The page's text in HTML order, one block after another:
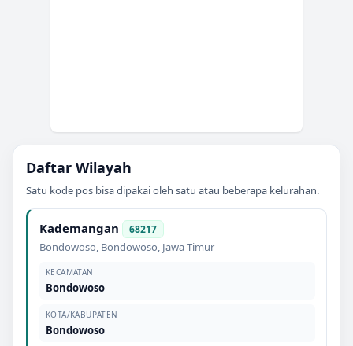
Daftar Wilayah
Satu kode pos bisa dipakai oleh satu atau beberapa kelurahan.
Kademangan 68217
Bondowoso, Bondowoso, Jawa Timur
KECAMATAN
Bondowoso
KOTA/KABUPATEN
Bondowoso